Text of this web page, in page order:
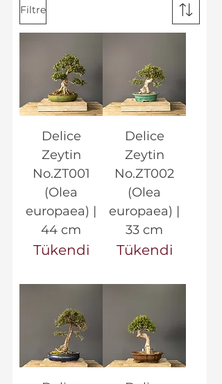
Filtre
Delice
Zeytin
No.ZT001
(Olea
europaea) |
44 cm
Tükendi
Delice
Zeytin
No.ZT002
(Olea
europaea) |
33 cm
Tükendi